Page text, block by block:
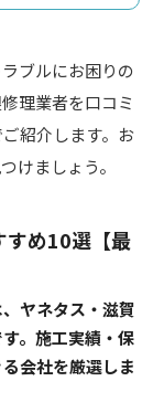
ブルにお困りの
理業者を口コミ
紹介します。お
けましょう。
すめ10選【最
ヤネタス・滋賀
。施工実績・保
会社を厳選しま